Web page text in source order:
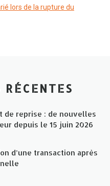
lors de la rupture du
de reprise : de nouvelles
depuis le 15 juin 2026
d’une transaction après